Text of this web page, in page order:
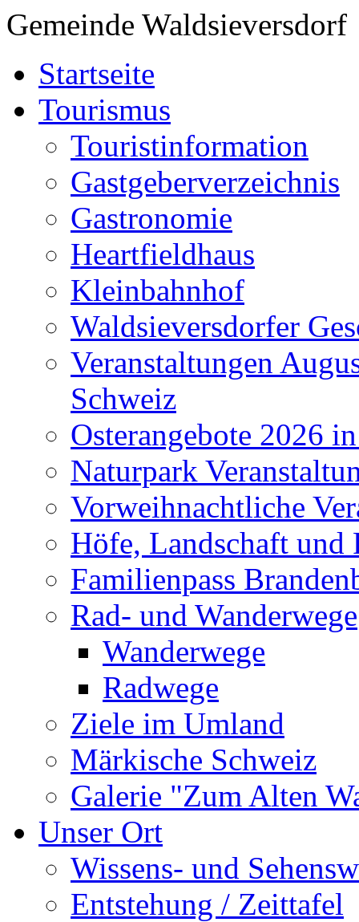
Gemeinde Waldsieversdorf
Startseite
Tourismus
Touristinformation
Gastgeberverzeichnis
Gastronomie
Heartfieldhaus
Kleinbahnhof
Waldsieversdorfer
Veranstaltungen
Schweiz
Osterangebote 2026
Naturpark
Vorweihnachtliche
Höfe, Landschaft und
Familienpass
Rad- und Wanderwege
Wanderwege
Radwege
Ziele im Umland
Märkische Schweiz
Galerie "Zum Alten
Unser Ort
Wissens- und
Entstehung / Zeittafel